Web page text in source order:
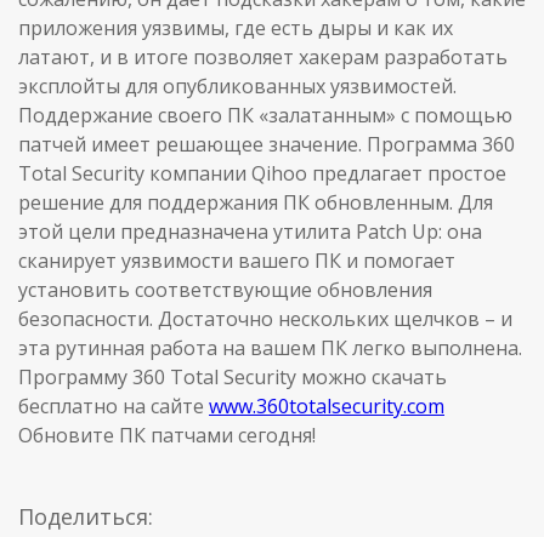
приложения уязвимы, где есть дыры и как их
латают, и в итоге позволяет хакерам разработать
эксплойты для опубликованных уязвимостей.
Поддержание своего ПК «залатанным» с помощью
патчей имеет решающее значение. Программа 360
Total Security компании Qihoo предлагает простое
решение для поддержания ПК обновленным. Для
этой цели предназначена утилита Patch Up: она
сканирует уязвимости вашего ПК и помогает
установить соответствующие обновления
безопасности. Достаточно нескольких щелчков – и
эта рутинная работа на вашем ПК легко выполнена.
Программу 360 Total Security можно скачать
бесплатно на сайте www.360totalsecurity.com
Обновите ПК патчами сегодня!
Поделиться: